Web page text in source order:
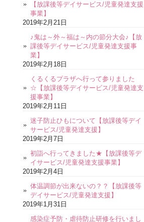
【放課後等デイサービス/児童発達支援
事業】
2019年2月21日
♪鬼は～外～福は～内の節分大会♪【放
課後等デイサービス/児童発達支援事
業】
2019年2月18日
くるくるプラザへ行って参りました
☆【放課後等デイサービス/児童発達支
援事業】
2019年2月11日
迷子防止ひもについて【放課後等デイ
サービス/児童発達支援】
2019年2月7日
初詣へ行ってきました★【放課後等デ
イサービス/児童発達支援事業】
2019年2月4日
体温調節が出来ないの？？【放課後等
デイサービス/児童発達支援】
2019年1月31日
感染症予防・虐待防止研修を行いまし